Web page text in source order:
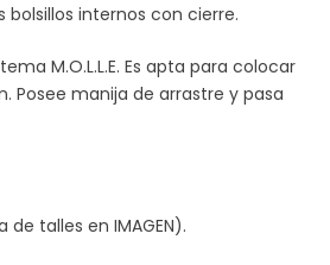
bolsillos internos con cierre.
M.O.L.L.E. Es apta para colocar
Posee manija de arrastre y pasa
de talles en IMAGEN).